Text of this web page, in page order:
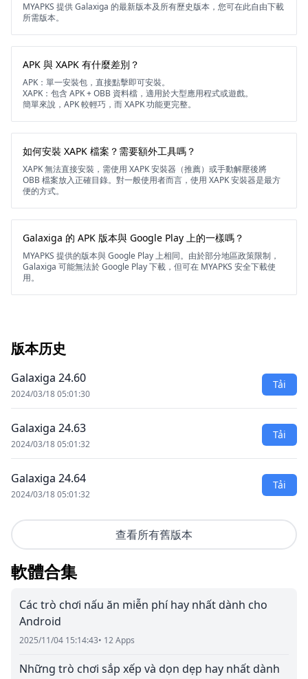
MYAPKS 提供 Galaxiga 的最新版本及所有歷史版本，您可在此自由下載
所需版本。
APK 與 XAPK 有什麼差別？
APK：單一安裝包，直接點擊即可安裝。
XAPK：包含 APK + OBB 資料檔，適用於大型應用程式或遊戲。
簡單來說，APK 較輕巧，而 XAPK 功能更完整。
如何安裝 XAPK 檔案？需要額外工具嗎？
XAPK 無法直接安裝，需使用 XAPK 安裝器（推薦）或手動解壓後將
OBB 檔案放入正確目錄。對一般使用者而言，使用 XAPK 安裝器是最方
便的方式。
Galaxiga 的 APK 版本與 Google Play 上的一樣嗎？
MYAPKS 提供的版本與 Google Play 上相同。由於部分地區政策限制，
Galaxiga 可能無法於 Google Play 下載，但可在 MYAPKS 安全下載使
用。
版本历史
Galaxiga 24.60
2024/03/18 05:01:30
Tải
Galaxiga 24.63
2024/03/18 05:01:32
Tải
Galaxiga 24.64
2024/03/18 05:01:32
Tải
查看所有舊版本
軟體合集
Các trò chơi nấu ăn miễn phí hay nhất dành cho
Android
2025/11/04 15:14:43• 12 Apps
Những trò chơi sắp xếp và dọn dẹp hay nhất dành